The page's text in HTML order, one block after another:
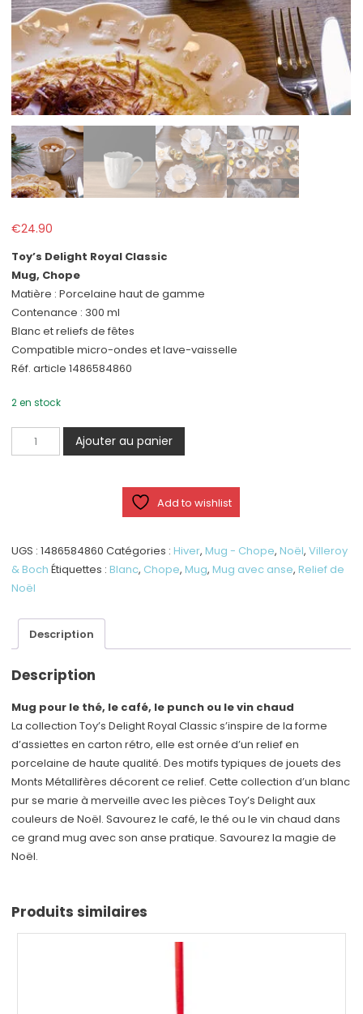
€24.90
Toy’s Delight Royal Classic
Mug, Chope
Matière : Porcelaine haut de gamme
Contenance : 300 ml
Blanc et reliefs de fêtes
Compatible micro-ondes et lave-vaisselle
Réf. article 1486584860
2 en stock
quantité
de
-
Chope
-
Ajouter au panier
Add to wishlist
UGS :1486584860 Catégories :Hiver,Mug - Chope,Noël,Villeroy
& Boch Étiquettes :Blanc, Chope,Mug,Mug avec anse,Relief de
Noël
Description
Description
Mug pour le thé, le café, le punch ou le vin chaud
La collection Toy’s Delight Royal Classic s’inspire de la forme
d’assiettes en carton rétro, elle est ornée d’un relief en
porcelaine de haute qualité. Des motifs typiques de jouets des
Monts Métallifères décorent ce relief. Cette collection d’un blanc
pur se marie à merveille avec les pièces Toy’s Delight aux
couleurs de Noël. Savourez le café, le thé ou le vin chaud dans
ce grand mug avec son anse pratique. Savourez la magie de
Noël.
Produits similaires